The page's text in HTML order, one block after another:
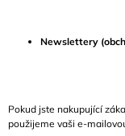
Newslettery
Pokud jste nakupující
použijeme vaši e-